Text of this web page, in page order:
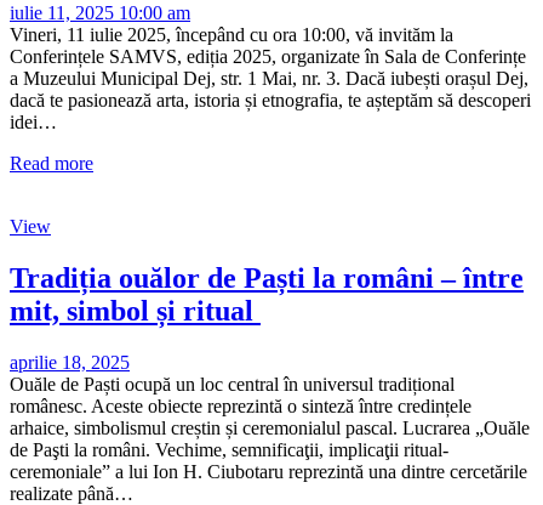
iulie 11, 2025 10:00 am
Vineri, 11 iulie 2025, începând cu ora 10:00, vă invităm la
Conferințele SAMVS, ediția 2025, organizate în Sala de Conferințe
a Muzeului Municipal Dej, str. 1 Mai, nr. 3. Dacă iubești orașul Dej,
dacă te pasionează arta, istoria și etnografia, te așteptăm să descoperi
idei…
Read more
View
Tradiția ouălor de Paști la români – între
mit, simbol și ritual
aprilie 18, 2025
Ouăle de Paști ocupă un loc central în universul tradițional
românesc. Aceste obiecte reprezintă o sinteză între credințele
arhaice, simbolismul creștin și ceremonialul pascal. Lucrarea „Ouăle
de Paşti la români. Vechime, semnificaţii, implicaţii ritual-
ceremoniale” a lui Ion H. Ciubotaru reprezintă una dintre cercetările
realizate până…